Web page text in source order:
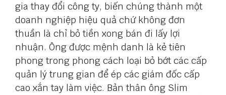
gia thay đổi công ty, biến chúng thành một
doanh nghiệp hiệu quả chứ không đơn
thuần là chỉ bỏ tiền xong bán đi lấy lợi
nhuận. Ông được mệnh danh là kẻ tiên
phong trong phong cách loại bỏ bớt các cấp
quản lý trung gian để ép các giám đốc cấp
cao xắn tay làm việc. Bản thân ông Slim